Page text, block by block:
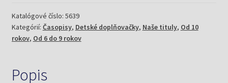
orlie
Katalógové číslo: 5639
Kategórií: Časopisy, Detské doplňovačky, Naše tituly, Od 10
rokov, Od 6 do 9 rokov
Popis